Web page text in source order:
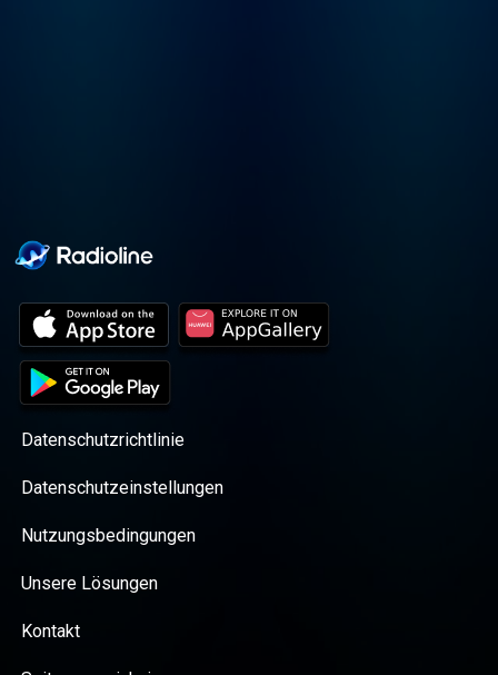
Datenschutzrichtlinie
Datenschutzeinstellungen
Nutzungsbedingungen
Unsere Lösungen
Kontakt